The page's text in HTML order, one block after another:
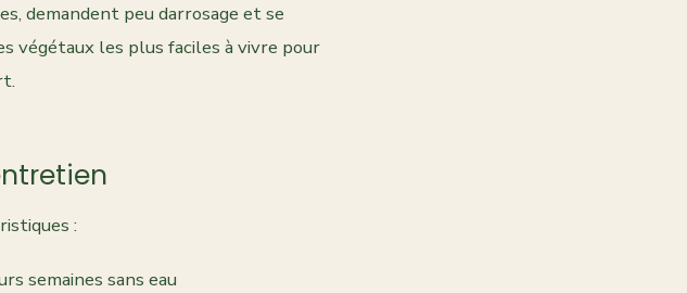
demandent peu darrosage et se
végétaux les plus faciles à vivre pour
:
semaines sans eau